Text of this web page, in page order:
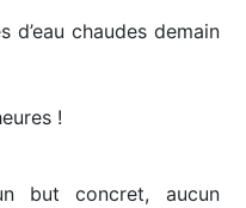
d’eau chaudes demain
!
but concret, aucun